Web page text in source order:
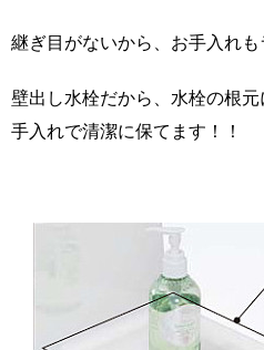
継ぎ目がないから、お手入れも
壁出し水栓だから、水栓の根
手入れで清潔に保てます！！